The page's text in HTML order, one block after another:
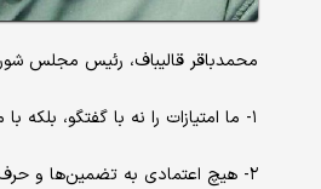
محمدباقر قالیباف، رئیس مجلس
۱- ما امتیازات را نه با گفتگو، بلکه با موشک‌‌ها می‌گیریم، در مذاکره فقط آن‌ها را تفهیم می‌کنیم.
۲- هیچ اعتمادی به تضمین‌ها و حرف‌ها نداریم، فقط رفتارها معیار است. هیچ اقدامی پیش از اقدام طرف مقابل انجام نخواهد شد.